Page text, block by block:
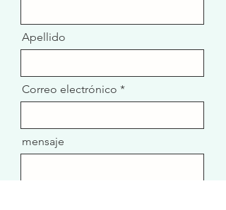
Apellido
Correo electrónico
mensaje